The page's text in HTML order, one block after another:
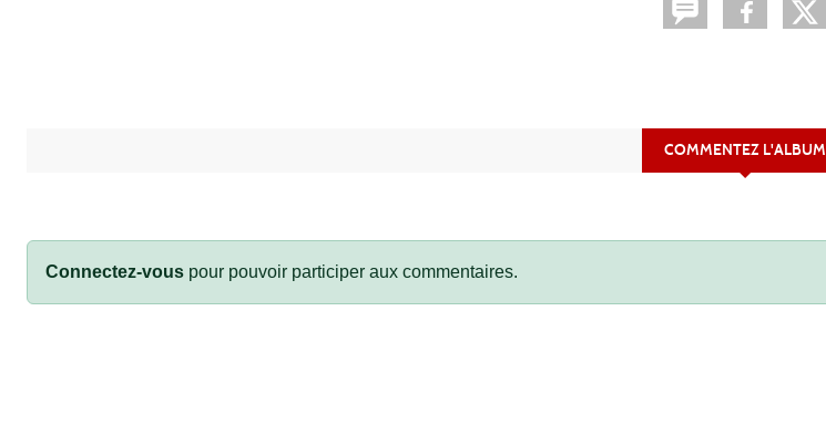
COMMENTEZ L'ALBUM
Connectez-vous pour pouvoir participer aux commentaires.